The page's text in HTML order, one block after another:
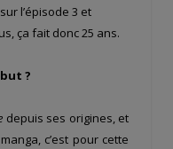
l’épisode 3 et
ça fait donc 25 ans.
?
depuis ses origines, et
c’est pour cette